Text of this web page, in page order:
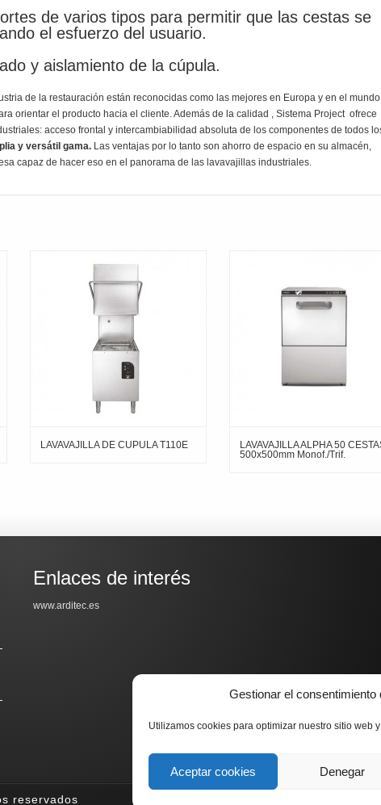
Gestionar el consentimiento
Utilizamos cookies para optimizar nuestro sitio web
Aceptar cookies Denegar
de varios tipos para permitir que las cestas se
el esfuerzo del usuario.
y aislamiento de la cúpula.
de la restauración están reconocidas como las mejores en Europa y en el
orientar el producto hacia el cliente. Además de la calidad , Sistema Project ofrece
acceso frontal y intercambiabilidad absoluta de los componentes de todos
y versátil gama. Las ventajas por lo tanto son ahorro de espacio en su almacén,
capaz de hacer eso en el panorama de las lavavajillas industriales.
LAVAVAJILLA DE CUPULA T110E
LAVAVAJILLA ALPHA 50
500x500mm Monof./Trif.
Enlaces de interés
www.arditec.es
reservados